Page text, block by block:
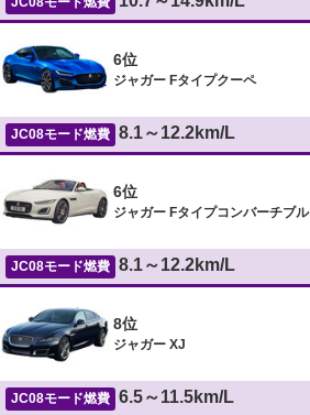
6位
ジャガー Fタイプクーペ
JC08モード燃費 8.1～12.2km/L
6位
ジャガー Fタイプコンバーチブル
JC08モード燃費 8.1～12.2km/L
8位
ジャガー XJ
JC08モード燃費 6.5～11.5km/L